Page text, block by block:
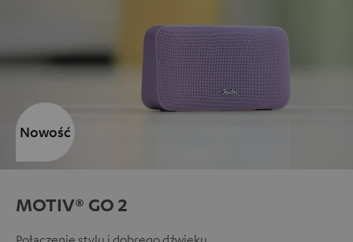
MOTIV® GO 2
Nowość